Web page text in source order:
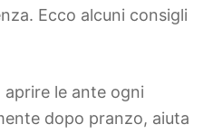
Ecco alcuni consigli
aprire le ante ogni
dopo pranzo, aiuta